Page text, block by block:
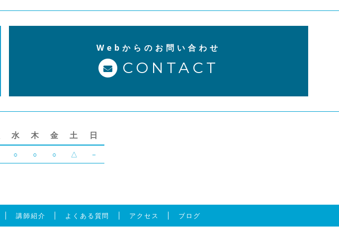
Webからのお問い合わせ
CONTACT
水 木 金 土 日
○ ○ ○ △
－
講師紹介 よくある質問 アクセス ブログ